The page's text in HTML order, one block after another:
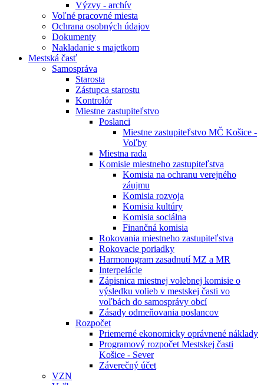
Výzvy - archív
Voľné pracovné miesta
Ochrana osobných údajov
Dokumenty
Nakladanie s majetkom
Mestská časť
Samospráva
Starosta
Zástupca starostu
Kontrolór
Miestne zastupiteľstvo
Poslanci
Miestne zastupiteľstvo MČ Košice -
Voľby
Miestna rada
Komisie miestneho zastupiteľstva
Komisia na ochranu verejného
záujmu
Komisia rozvoja
Komisia kultúry
Komisia sociálna
Finančná komisia
Rokovania miestneho zastupiteľstva
Rokovacie poriadky
Harmonogram zasadnutí MZ a MR
Interpelácie
Zápisnica miestnej volebnej komisie o
výsledku volieb v mestskej časti vo
voľbách do samosprávy obcí
Zásady odmeňovania poslancov
Rozpočet
Priemerné ekonomicky oprávnené náklady
Programový rozpočet Mestskej časti
Košice - Sever
Záverečný účet
VZN